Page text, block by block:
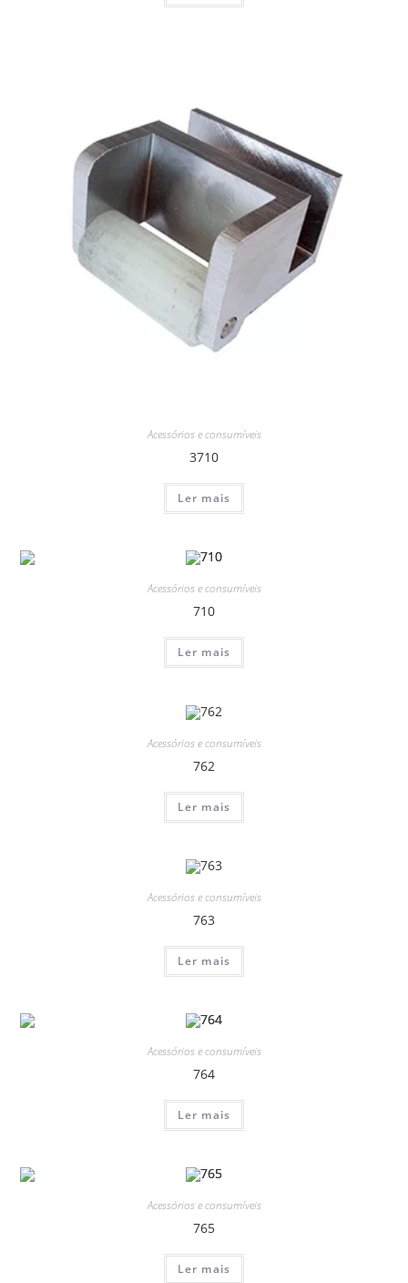
Acessórios e consumíveis
3710
Ler mais
Acessórios e consumíveis
710
Ler mais
Acessórios e consumíveis
762
Ler mais
Acessórios e consumíveis
763
Ler mais
Acessórios e consumíveis
764
Ler mais
Acessórios e consumíveis
765
Ler mais